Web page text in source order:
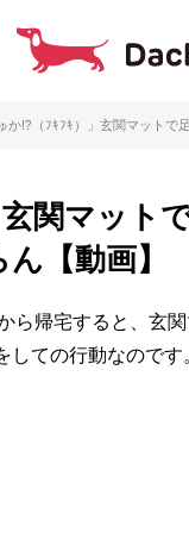
か!?（ﾌｷﾌｷ）」玄関マット
関マット
【動画】
ら帰宅すると、玄
ての行動なのです